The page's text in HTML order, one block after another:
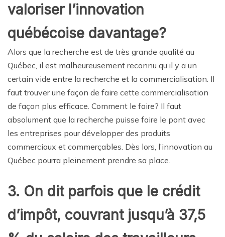
valoriser l’innovation
québécoise davantage?
Alors que la recherche est de très grande qualité au
Québec, il est malheureusement reconnu qu’il y a un
certain vide entre la recherche et la commercialisation. Il
faut trouver une façon de faire cette commercialisation
de façon plus efficace. Comment le faire? Il faut
absolument que la recherche puisse faire le pont avec
les entreprises pour développer des produits
commerciaux et commerçables. Dès lors, l’innovation au
Québec pourra pleinement prendre sa place.
3. On dit parfois que le crédit
d’impôt, couvrant jusqu’à 37,5